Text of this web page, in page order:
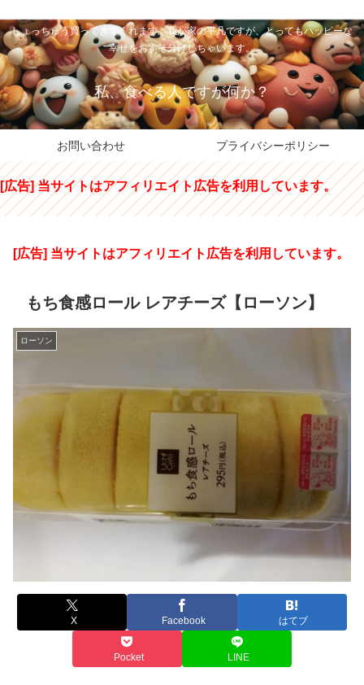
しょっちゅう買ってきてくれます。我が家の平凡ですが、とってもハッピーな
幸せをおすそ分けしちゃいます。
私、食べる人ですが何か？
お問い合わせ プライバシーポリシー
[広告] 当サイトはアフィリエイト広告を利用しています。
[広告] 当サイトはアフィリエイト広告を利用しています。
もち食感ロール レアチーズ【ローソン】
ローソン
X Facebook はてブ
Pocket LINE